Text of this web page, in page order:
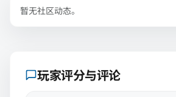
暂无社区动态。
玩家评分与评论